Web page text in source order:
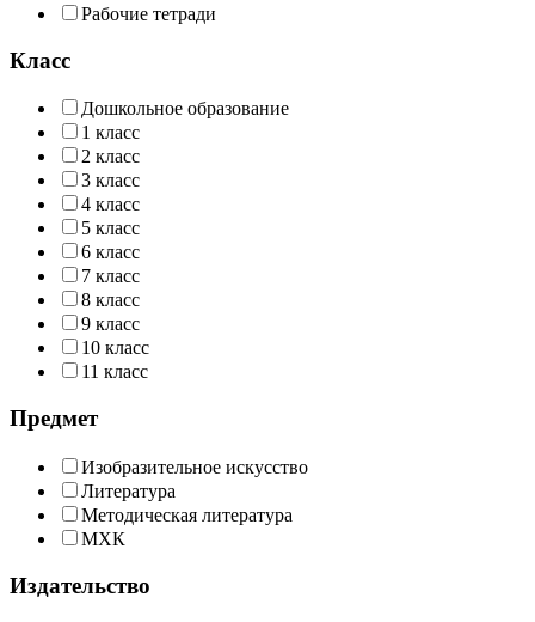
Рабочие тетради
Класс
Дошкольное образование
1 класс
2 класс
3 класс
4 класс
5 класс
6 класс
7 класс
8 класс
9 класс
10 класс
11 класс
Предмет
Изобразительное искусство
Литература
Методическая литература
МХК
Издательство